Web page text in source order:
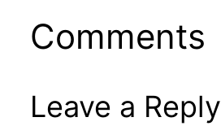
Comments
Leave a Reply